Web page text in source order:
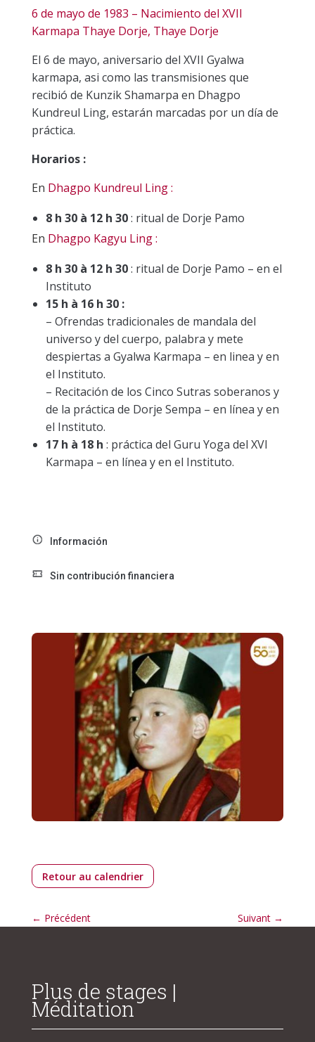
6 de mayo de 1983 – Nacimiento del XVII
Karmapa Thaye Dorje, Thaye Dorje
El 6 de mayo, aniversario del XVII Gyalwa
karmapa, asi como las transmisiones que
recibió de Kunzik Shamarpa en Dhagpo
Kundreul Ling, estarán marcadas por un día de
práctica.
Horarios :
En Dhagpo Kundreul Ling :
8 h 30 à 12 h 30: ritual de Dorje Pamo
En Dhagpo Kagyu Ling :
8 h 30 à 12 h 30: ritual de Dorje Pamo – en el
Instituto
15 h à 16 h 30 :
– Ofrendas tradicionales de mandala del
universo y del cuerpo, palabra y mete
despiertas a Gyalwa Karmapa – en linea y en
el Instituto.
– Recitación de los Cinco Sutras soberanos y
de la práctica de Dorje Sempa – en línea y en
el Instituto.
17 h à 18 h : práctica del Guru Yoga del XVI
Karmapa – en línea y en el Instituto.
Información
Sin contribución financiera
Retour au calendrier
← Précédent Suivant →
Plus de stages |
Méditation